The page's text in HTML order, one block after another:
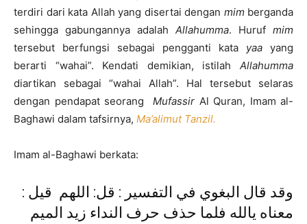
terdiri dari kata Allah yang disertai dengan mimberganda
sehingga gabungannya adalah Allahumma. Huruf mim
tersebut berfungsi sebagai pengganti kata yaa yang
berarti “wahai”. Kendati demikian, istilah Allahumma
diartikan sebagai “wahai Allah”. Hal tersebut selaras
dengan pendapat seorang Mufassir Al Quran, Imam al-
Baghawi dalam tafsirnya, Ma’alimut Tanzil.
Imam al-Baghawi berkata:
معناه يالله فلما حذف حرف النداء زيد الميم